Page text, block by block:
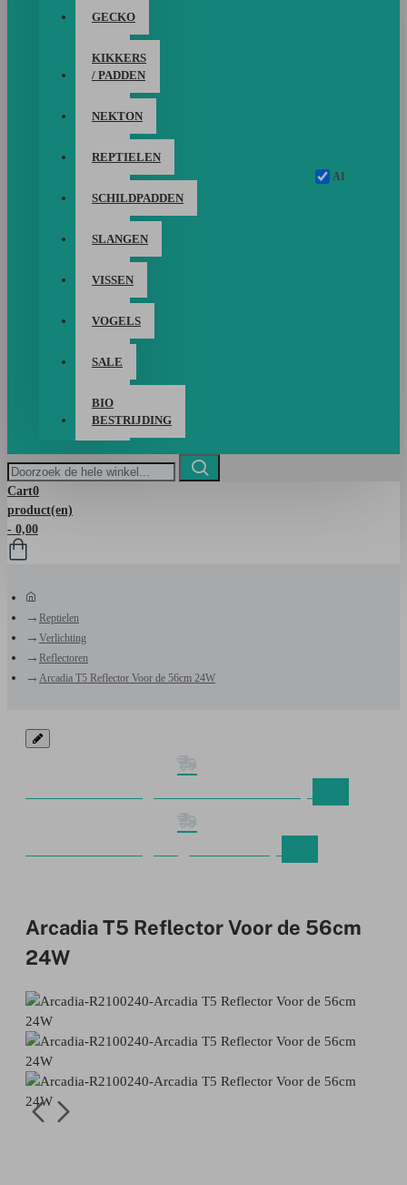
GECKO
KIKKERS
/ PADDEN
NEKTON
REPTIELEN
SCHILDPADDEN
SLANGEN
VISSEN
VOGELS
SALE
BIO
BESTRIJDING
Doorzoek
de
hele
winkel...
AI
Cart0
product(en)
- 0,00
Reptielen
Verlichting
Reflectoren
Arcadia T5 Reflector Voor de 56cm 24W
Arcadia T5 Reflector Voor de 56cm
24W